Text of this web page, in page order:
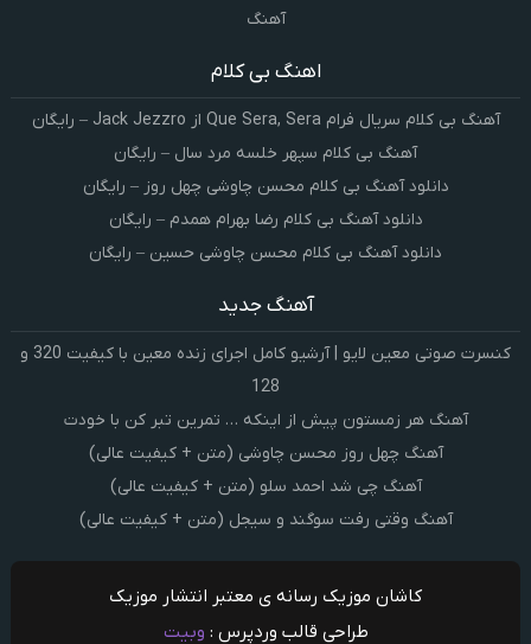
آهنگ
اهنگ بی کلام
آهنگ بی کلام سریال فرام Que Sera, Sera از Jack Jezzro – رایگان
آهنگ بی کلام سپهر خلسه مرد سال – رایگان
دانلود آهنگ بی کلام محسن چاوشی چهل روز – رایگان
دانلود آهنگ بی کلام رضا بهرام همدم – رایگان
دانلود آهنگ بی کلام محسن چاوشی حسین – رایگان
آهنگ جدید
کنسرت صوتی معین لایو | آرشیو کامل اجرای زنده معین با کیفیت 320 و
128
آهنگ هر زمستون پیش از اینکه … تمرین تبر کن با خودت
آهنگ چهل روز محسن چاوشی (متن + کیفیت عالی)
آهنگ چی شد احمد سلو (متن + کیفیت عالی)
آهنگ وقتی رفت سوگند و سیجل (متن + کیفیت عالی)
کاشان موزیک رسانه ی معتبر انتشار موزیک
طراحی قالب وردپرس : وبیت